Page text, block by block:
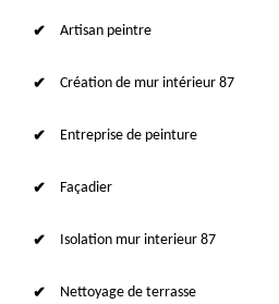
Artisan peintre
Création de mur intérieur 87
Entreprise de peinture
Façadier
Isolation mur interieur 87
Nettoyage de terrasse